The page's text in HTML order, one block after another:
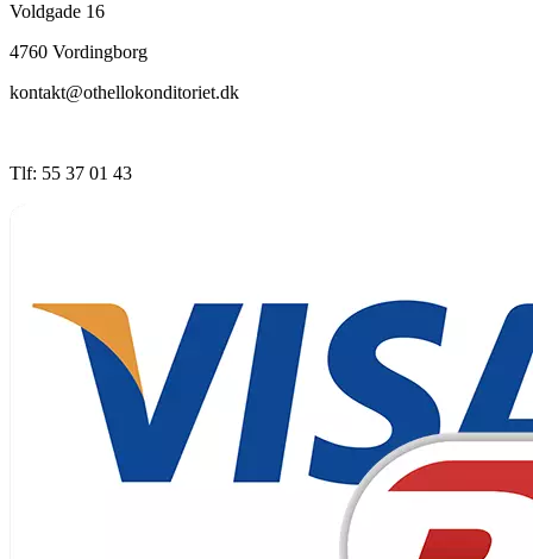
Voldgade 16
4760 Vordingborg
kontakt@othellokonditoriet.dk
Tlf: 55 37 01 43